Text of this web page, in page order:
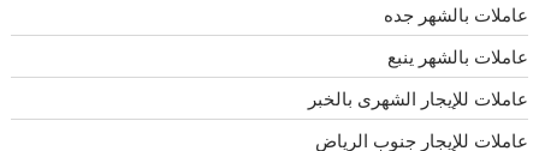
عاملات بالشهر جده
عاملات بالشهر ينبع
عاملات للإيجار الشهرى بالخبر
عاملات للإيجار جنوب الرياض